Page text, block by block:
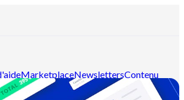
MarketplaceNewslettersContenu
APIDocumentation MCP